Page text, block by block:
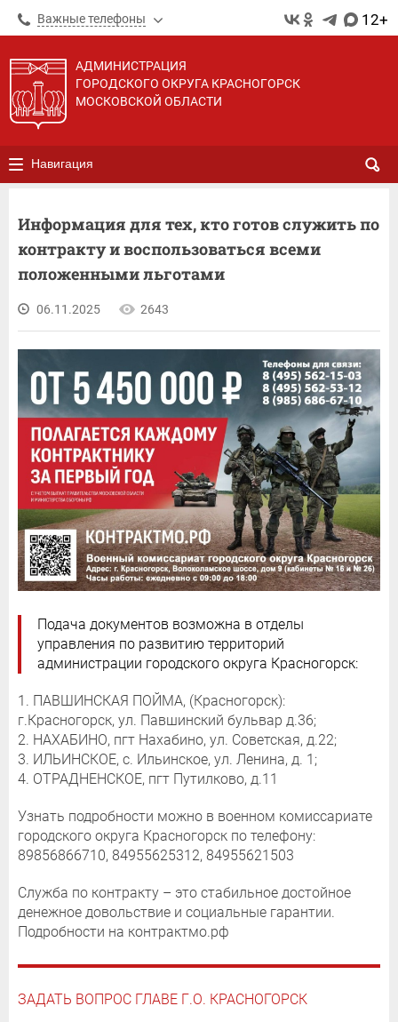
Важные телефоны 12+
АДМИНИСТРАЦИЯ
ГОРОДСКОГО ОКРУГА КРАСНОГОРСК
МОСКОВСКОЙ ОБЛАСТИ
Навигация
Информация для тех, кто готов служить по
контракту и воспользоваться всеми
положенными льготами
06.11.2025 2643
Подача документов возможна в отделы
управления по развитию территорий
администрации городского округа Красногорск:
1. ПАВШИНСКАЯ ПОЙМА, (Красногорск):
г.Красногорск, ул. Павшинский бульвар д.36;
2. НАХАБИНО, пгт Нахабино, ул. Советская, д.22;
3. ИЛЬИНСКОЕ, с. Ильинское, ул. Ленина, д. 1;
4. ОТРАДНЕНСКОЕ, пгт Путилково, д.11
Узнать подробности можно в военном комиссариате
городского округа Красногорск по телефону:
89856866710, 84955625312, 84955621503
Служба по контракту – это стабильное достойное
денежное довольствие и социальные гарантии.
Подробности на контрактмо.рф
ЗАДАТЬ ВОПРОС ГЛАВЕ Г.О. КРАСНОГОРСК